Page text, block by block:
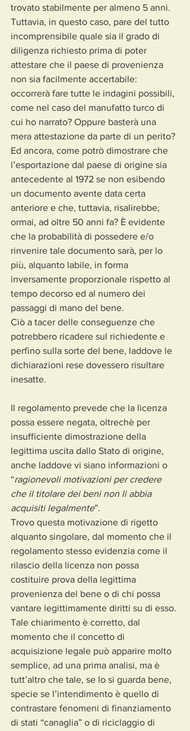
trovato stabilmente per almeno 5 anni.
Tuttavia, in questo caso, pare del tutto
incomprensibile quale sia il grado di
diligenza richiesto prima di poter
attestare che il paese di provenienza
non sia facilmente accertabile:
occorrerà fare tutte le indagini possibili,
come nel caso del manufatto turco di
cui ho narrato? Oppure basterà una
mera attestazione da parte di un perito?
Ed ancora, come potrò dimostrare che
l’esportazione dal paese di origine sia
antecedente al 1972 se non esibendo
un documento avente data certa
anteriore e che, tuttavia, risalirebbe,
ormai, ad oltre 50 anni fa? È evidente
che la probabilità di possedere e/o
rinvenire tale documento sarà, per lo
più, alquanto labile, in forma
inversamente proporzionale rispetto al
tempo decorso ed al numero dei
passaggi di mano del bene.
Ciò a tacer delle conseguenze che
potrebbero ricadere sul richiedente e
perfino sulla sorte del bene, laddove le
dichiarazioni rese dovessero risultare
inesatte.
Il regolamento prevede che la licenza
possa essere negata, oltrechè per
insufficiente dimostrazione della
legittima uscita dallo Stato di origine,
anche laddove vi siano informazioni o
“ragionevoli motivazioni per credere
che il titolare dei beni non li abbia
acquisiti legalmente”.
Trovo questa motivazione di rigetto
alquanto singolare, dal momento che il
regolamento stesso evidenzia come il
rilascio della licenza non possa
costituire prova della legittima
provenienza del bene o di chi possa
vantare legittimamente diritti su di esso.
Tale chiarimento è corretto, dal
momento che il concetto di
acquisizione legale può apparire molto
semplice, ad una prima analisi, ma è
tutt’altro che tale, se lo si guarda bene,
specie se l’intendimento è quello di
contrastare fenomeni di finanziamento
di stati “canaglia” o di riciclaggio di